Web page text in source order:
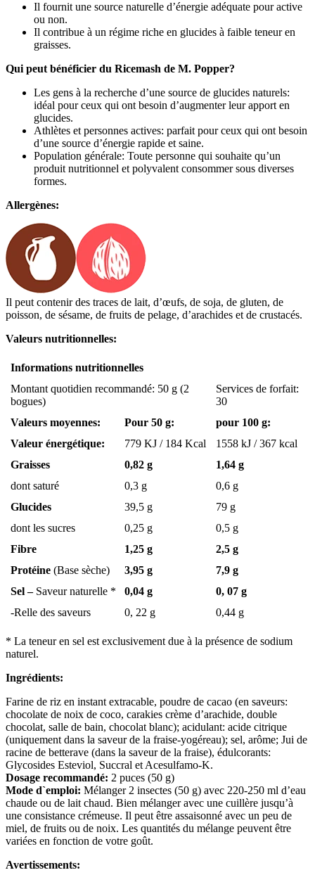
Il fournit une source naturelle d’énergie adéquate pour active
ou non.
Il contribue à un régime riche en glucides à faible teneur en
graisses.
Qui peut bénéficier du Ricemash de M. Popper?
Les gens à la recherche d’une source de glucides naturels:
idéal pour ceux qui ont besoin d’augmenter leur apport en
glucides.
Athlètes et personnes actives: parfait pour ceux qui ont besoin
d’une source d’énergie rapide et saine.
Population générale: Toute personne qui souhaite qu’un
produit nutritionnel et polyvalent consommer sous diverses
formes.
Allergènes:
Il peut contenir des traces de lait, d’œufs, de soja, de gluten, de
poisson, de sésame, de fruits de pelage, d’arachides et de crustacés.
Valeurs nutritionnelles:
Informations nutritionnelles
Montant quotidien recommandé: 50 g (2
bogues)
Services de forfait:
30
Valeurs moyennes:
Pour 50 g:
pour 100 g:
Valeur énergétique:
779 KJ / 184 Kcal
1558 kJ / 367 kcal
Graisses
0,82 g
1,64 g
dont saturé
0,3 g
0,6 g
Glucides
39,5 g
79 g
dont les sucres
0,25 g
0,5 g
Fibre
1,25 g
2,5 g
Protéine (Base sèche) 3,95 g
7,9 g
Sel – Saveur naturelle * 0,04 g
0, 07 g
-Relle des saveurs
0, 22 g 0,44 g
* La teneur en sel est exclusivement due à la présence de sodium
naturel.
Ingrédients:
Farine de riz en instant extracable, poudre de cacao (en saveurs:
chocolate de noix de coco, carakies crème d’arachide, double
chocolat, salle de bain, chocolat blanc); acidulant: acide citrique
(uniquement dans la saveur de la fraise-yogéreau); sel, arôme; Jui de
racine de betterave (dans la saveur de la fraise), édulcorants:
Glycosides Esteviol, Succral et Acesulfamo-K.
Dosage recommandé: 2 puces (50 g)
Mode d`emploi: Mélanger 2 insectes (50 g) avec 220-250 ml d’eau
chaude ou de lait chaud. Bien mélanger avec une cuillère jusqu’à
une consistance crémeuse. Il peut être assaisonné avec un peu de
miel, de fruits ou de noix. Les quantités du mélange peuvent être
variées en fonction de votre goût.
Avertissements: